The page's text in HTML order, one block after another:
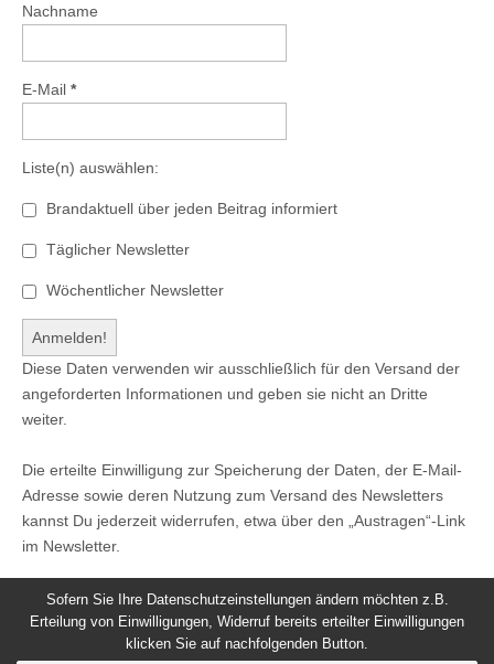
Nachname
E-Mail *
Liste(n) auswählen:
Brandaktuell über jeden Beitrag informiert
Täglicher Newsletter
Wöchentlicher Newsletter
Diese Daten verwenden wir ausschließlich für den Versand der
angeforderten Informationen und geben sie nicht an Dritte
weiter.
Die erteilte Einwilligung zur Speicherung der Daten, der E-Mail-
Adresse sowie deren Nutzung zum Versand des Newsletters
kannst Du jederzeit widerrufen, etwa über den „Austragen“-Link
im Newsletter.
Sofern Sie Ihre Datenschutzeinstellungen ändern möchten z.B.
Erteilung von Einwilligungen, Widerruf bereits erteilter Einwilligungen
klicken Sie auf nachfolgenden Button.